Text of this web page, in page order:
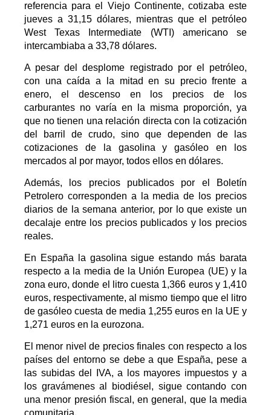
referencia para el Viejo Continente, cotizaba este
jueves a 31,15 dólares, mientras que el petróleo
West Texas Intermediate (WTI) americano se
intercambiaba a 33,78 dólares.
A pesar del desplome registrado por el petróleo,
con una caída a la mitad en su precio frente a
enero, el descenso en los precios de los
carburantes no varía en la misma proporción, ya
que no tienen una relación directa con la cotización
del barril de crudo, sino que dependen de las
cotizaciones de la gasolina y gasóleo en los
mercados al por mayor, todos ellos en dólares.
Además, los precios publicados por el Boletín
Petrolero corresponden a la media de los precios
diarios de la semana anterior, por lo que existe un
decalaje entre los precios publicados y los precios
reales.
En España la gasolina sigue estando más barata
respecto a la media de la Unión Europea (UE) y la
zona euro, donde el litro cuesta 1,366 euros y 1,410
euros, respectivamente, al mismo tiempo que el litro
de gasóleo cuesta de media 1,255 euros en la UE y
1,271 euros en la eurozona.
El menor nivel de precios finales con respecto a los
países del entorno se debe a que España, pese a
las subidas del IVA, a los mayores impuestos y a
los gravámenes al biodiésel, sigue contando con
una menor presión fiscal, en general, que la media